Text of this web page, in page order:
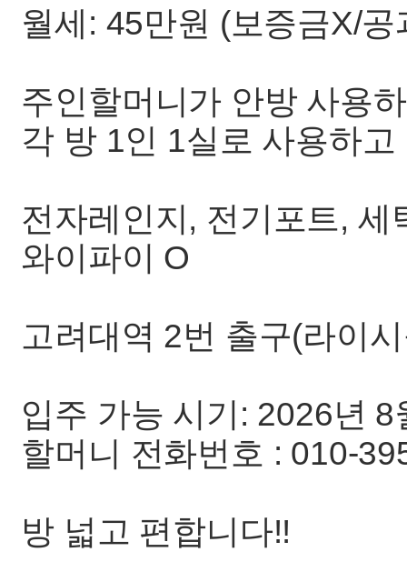
월세: 45만원 (보증금X/공
주인할머니가 안방 사용
각 방 1인 1실로 사용하고
전자레인지, 전기포트, 세
와이파이 O
고려대역 2번 출구(라이
입주 가능 시기: 2026년 8
할머니 전화번호 : 010-
방 넓고 편합니다!!